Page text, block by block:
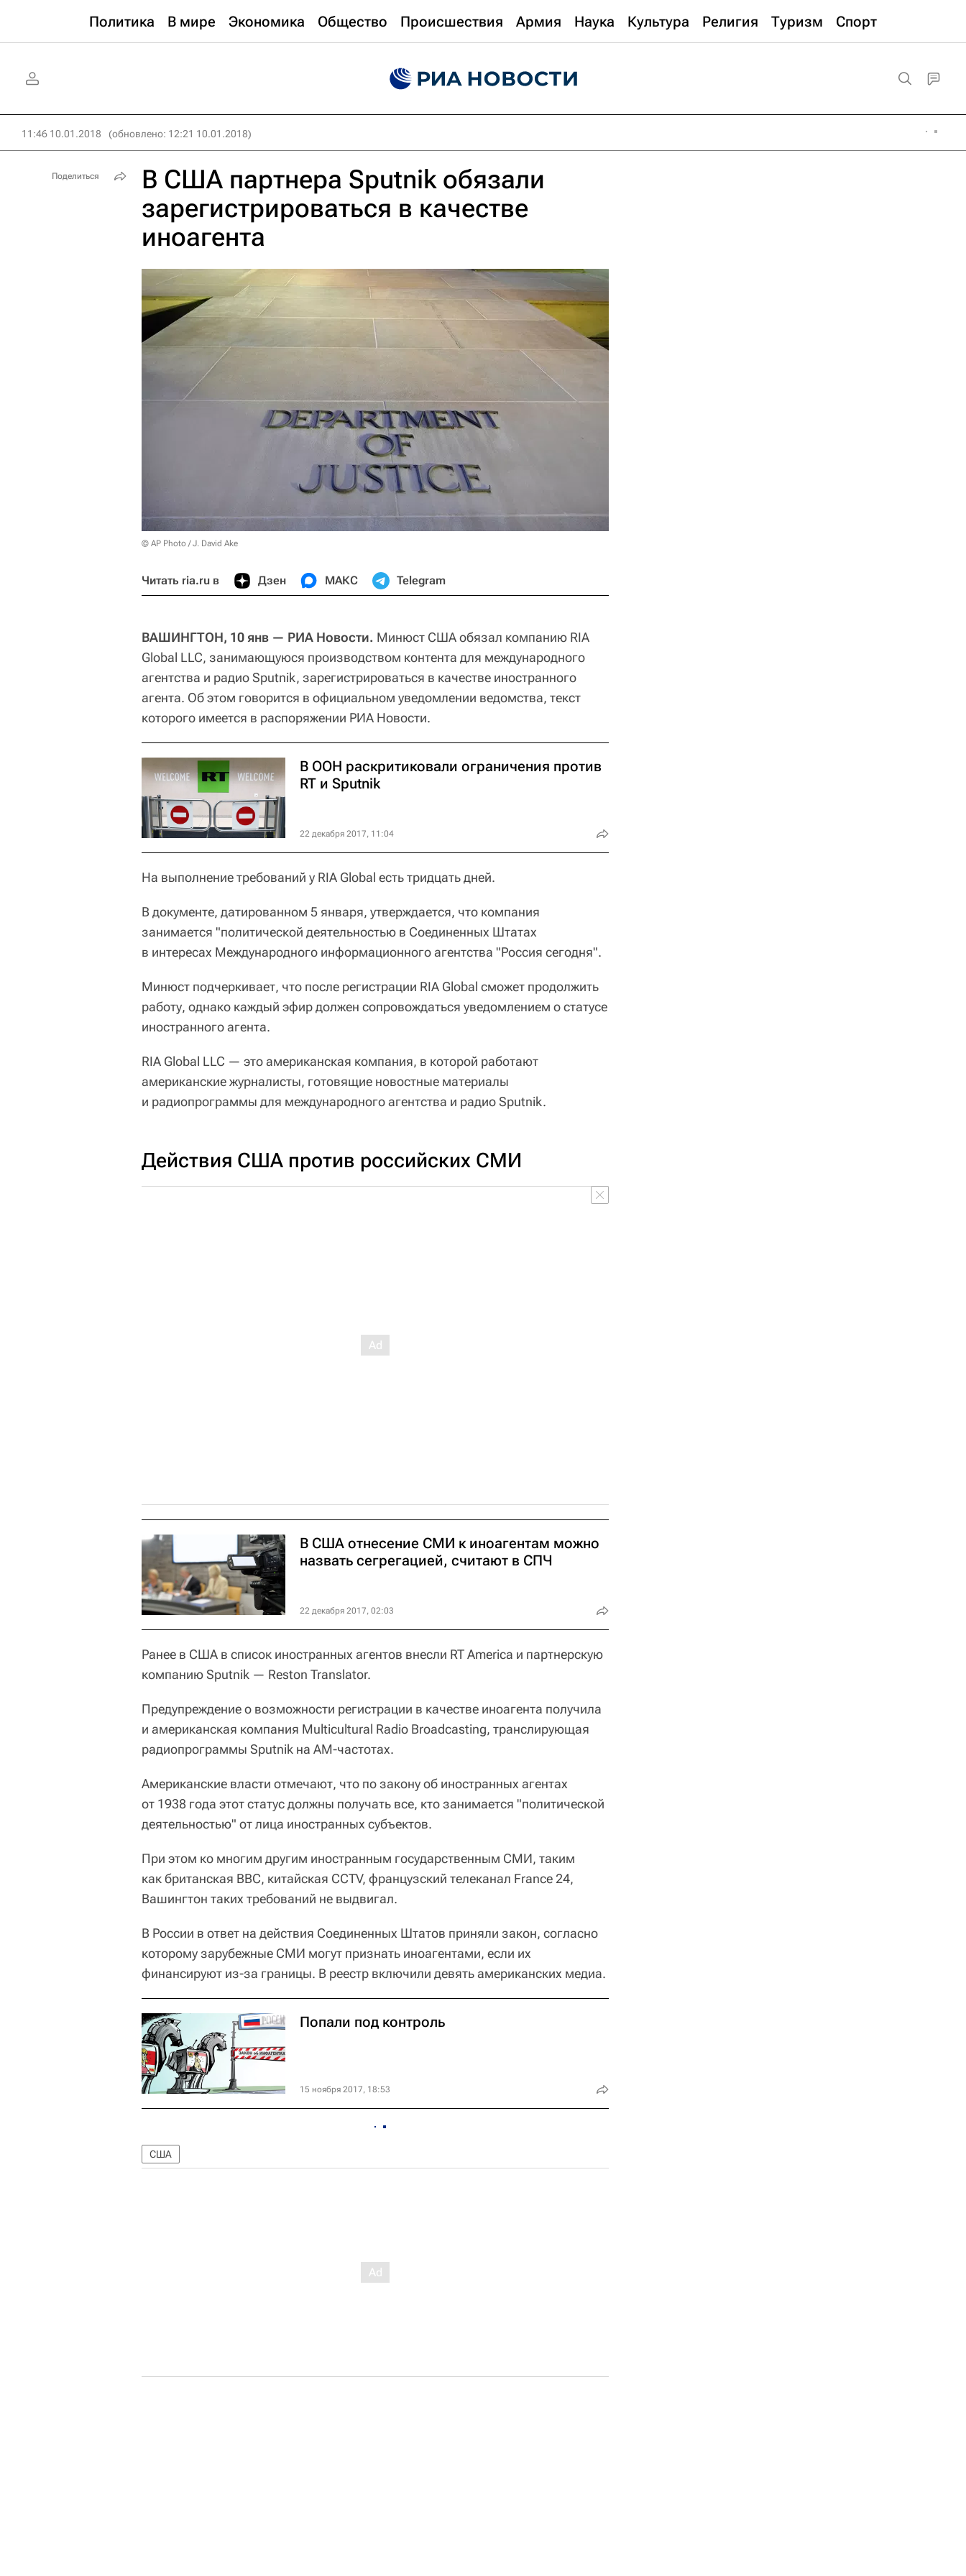
Политика В мире Экономика Общество Происшествия Армия Наука Культура Религия Туризм Спорт
11:46 10.01.2018 (обновлено: 12:21 10.01.2018)
В США партнера Sputnik обязали
зарегистрироваться в качестве
иноагента
© AP Photo / J. David Ake
Читать ria.ru в Дзен МАКС Telegram
ВАШИНГТОН, 10 янв — РИА Новости. Минюст США обязал компанию RIA
Global LLC, занимающуюся производством контента для международного
агентства и радио Sputnik, зарегистрироваться в качестве иностранного
агента. Об этом говорится в официальном уведомлении ведомства, текст
которого имеется в распоряжении РИА Новости.
В ООН раскритиковали ограничения против
RT и Sputnik
22 декабря 2017, 11:04
На выполнение требований у RIA Global есть тридцать дней.
В документе, датированном 5 января, утверждается, что компания
занимается "политической деятельностью в Соединенных Штатах
в интересах Международного информационного агентства "Россия сегодня".
Минюст подчеркивает, что после регистрации RIA Global сможет продолжить
работу, однако каждый эфир должен сопровождаться уведомлением о статусе
иностранного агента.
RIA Global LLC — это американская компания, в которой работают
американские журналисты, готовящие новостные материалы
и радиопрограммы для международного агентства и радио Sputnik.
Действия США против российских СМИ
В США отнесение СМИ к иноагентам можно
назвать сегрегацией, считают в СПЧ
22 декабря 2017, 02:03
Ранее в США в список иностранных агентов внесли RT America и партнерскую
компанию Sputnik — Reston Translator.
Предупреждение о возможности регистрации в качестве иноагента получила
и американская компания Multicultural Radio Broadcasting, транслирующая
радиопрограммы Sputnik на АМ-частотах.
Американские власти отмечают, что по закону об иностранных агентах
от 1938 года этот статус должны получать все, кто занимается "политической
деятельностью" от лица иностранных субъектов.
При этом ко многим другим иностранным государственным СМИ, таким
как британская BBC, китайская CCTV, французский телеканал France 24,
Вашингтон таких требований не выдвигал.
В России в ответ на действия Соединенных Штатов приняли закон, согласно
которому зарубежные СМИ могут признать иноагентами, если их
финансируют из-за границы. В реестр включили девять американских медиа.
Попали под контроль
15 ноября 2017, 18:53
США
Поделиться